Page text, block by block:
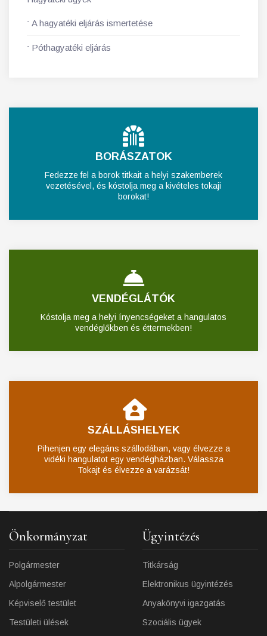
A hagyatéki eljárás ismertetése
Póthagyatéki eljárás
BORÁSZATOK
Fedezze fel a borok titkait a helyi szakemberek
vezetésével, és kóstolja meg a kivételes tokaji
borokat!
VENDÉGLÁTÓK
Kóstolja meg a helyi ínyencségeket a hangulatos
vendéglőkben és éttermekben!
SZÁLLÁSHELYEK
Pihenjen egy elegáns szállodában, vagy élvezze a
vidéki hangulatot egy vendégházban. Válassza
Tokajt és élvezze a varázsát!
Önkormányzat
Polgármester
Alpolgármester
Képviselő testület
Testületi ülések
Ügyintézés
Titkárság
Elektronikus ügyintézés
Anyakönyvi igazgatás
Szociális ügyek